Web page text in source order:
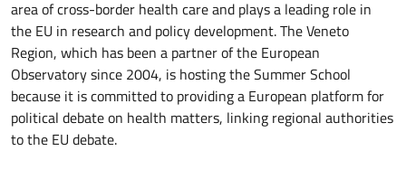
area of cross-border health care and plays a leading role in
the EU in research and policy development. The Veneto
Region, which has been a partner of the European
Observatory since 2004, is hosting the Summer School
because it is committed to providing a European platform for
political debate on health matters, linking regional authorities
to the EU debate.